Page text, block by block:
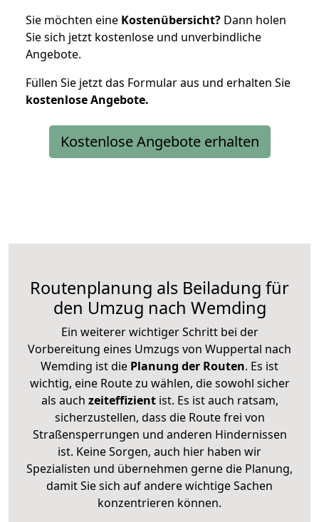
Sie möchten eine Kostenübersicht? Dann holen
Sie sich jetzt kostenlose und unverbindliche
Angebote.
Füllen Sie jetzt das Formular aus und erhalten Sie
kostenloseAngebote.
Kostenlose Angebote erhalten
Routenplanung als Beiladung für
den Umzug nach Wemding
Ein weiterer wichtiger Schritt bei der
Vorbereitung eines Umzugs von Wuppertal nach
Wemding ist die Planung der Routen. Es ist
wichtig, eine Route zu wählen, die sowohl sicher
als auch zeiteffizientist. Es ist auch ratsam,
sicherzustellen, dass die Route frei von
Straßensperrungen und anderen Hindernissen
ist. Keine Sorgen, auch hier haben wir
Spezialisten und übernehmen gerne die Planung,
damit Sie sich auf andere wichtige Sachen
konzentrieren können.